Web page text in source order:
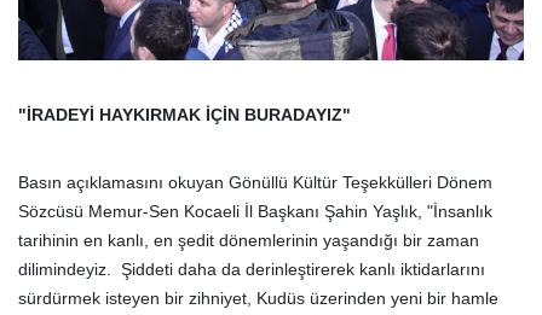
"İRADEYİ HAYKIRMAK İÇİN BURADAYIZ"
Basın açıklamasını okuyan Gönüllü Kültür Teşekkülleri Dönem
Sözcüsü Memur-Sen Kocaeli İl Başkanı Şahin Yaşlık, "İnsanlık
tarihinin en kanlı, en şedit dönemlerinin yaşandığı bir zaman
dilimindeyiz. Şiddeti daha da derinleştirerek kanlı iktidarlarını
sürdürmek isteyen bir zihniyet, Kudüs üzerinden yeni bir hamle